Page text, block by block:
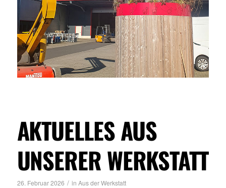
AKTUELLES AUS
UNSERER WERKSTATT
26. Februar 2026 / in Aus der Werkstatt